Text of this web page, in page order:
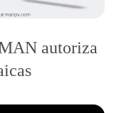
autoriza